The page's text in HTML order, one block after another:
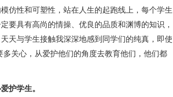
仿性和可塑性，站在人生的起跑线上，每个学生
要具有高尚的情操、优良的品质和渊博的知识，
天与学生接触我深深地感到同学们的纯真，即使
关心，从爱护他们的角度去教育他们，他们都
护学生。